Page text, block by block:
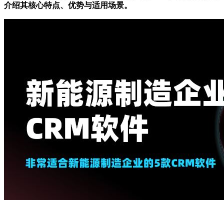
介绍其核心特点、优势与适用场景。